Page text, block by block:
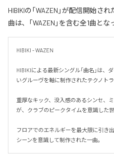
HIBIKIの「WAZEN」が配信開始さ
曲は、「WAZEN」を含む全1曲とな
HIBIKI - WAZEN
HIBIKIによる最新シングル「曲名」は
いグルーヴを軸に制作されたテクノトラ
重厚なキック、没入感のあるシンセ、
が、クラブのピークタイムを意識した
フロアでのエネルギーを最大限に引き
シーンを意識して制作された一曲。